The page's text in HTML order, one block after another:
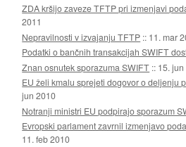
ZDA kršijo zaveze TFTP pri izmenjavi
2011
Nepravilnosti v izvajanju TFTP :: 11. mar
Podatki o bančnih transakcijah SWIFT
Znan osnutek sporazuma SWIFT :: 15.
EU želi kmalu sprejeti dogovor o deljenju
jun 2010
Notranji ministri EU podpirajo sporazum
Evropski parlament zavrnil izmenjavo
11. feb 2010